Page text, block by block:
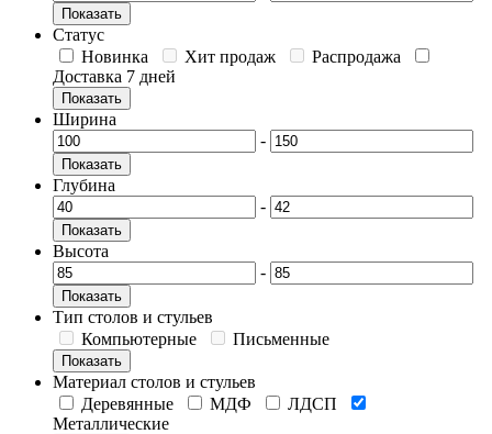
Показать
Статус
Новинка
Хит продаж
Распродажа
Доставка 7 дней
Показать
Ширина
-
Показать
Глубина
-
Показать
Высота
-
Показать
Тип столов и стульев
Компьютерные
Письменные
Показать
Материал столов и стульев
Деревянные
МДФ
ЛДСП
Металлические